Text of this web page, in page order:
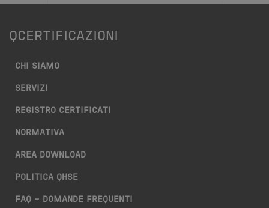
QCERTIFICAZIONI
CHI SIAMO
SERVIZI
REGISTRO CERTIFICATI
NORMATIVA
AREA DOWNLOAD
POLITICA QHSE
FAQ – DOMANDE FREQUENTI